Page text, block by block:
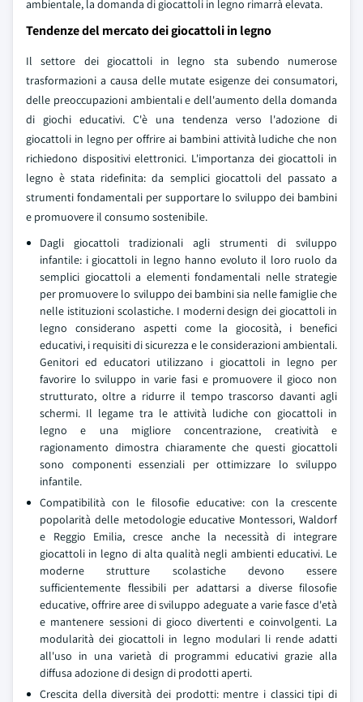
ambientale, la domanda di giocattoli in legno rimarrà elevata.
Tendenze del mercato dei giocattoli in legno
Il settore dei giocattoli in legno sta subendo numerose
trasformazioni a causa delle mutate esigenze dei consumatori,
delle preoccupazioni ambientali e dell'aumento della domanda
di giochi educativi. C'è una tendenza verso l'adozione di
giocattoli in legno per offrire ai bambini attività ludiche che non
richiedono dispositivi elettronici. L'importanza dei giocattoli in
legno è stata ridefinita: da semplici giocattoli del passato a
strumenti fondamentali per supportare lo sviluppo dei bambini
e promuovere il consumo sostenibile.
Dagli giocattoli tradizionali agli strumenti di sviluppo
infantile: i giocattoli in legno hanno evoluto il loro ruolo da
semplici giocattoli a elementi fondamentali nelle strategie
per promuovere lo sviluppo dei bambini sia nelle famiglie che
nelle istituzioni scolastiche. I moderni design dei giocattoli in
legno considerano aspetti come la giocosità, i benefici
educativi, i requisiti di sicurezza e le considerazioni ambientali.
Genitori ed educatori utilizzano i giocattoli in legno per
favorire lo sviluppo in varie fasi e promuovere il gioco non
strutturato, oltre a ridurre il tempo trascorso davanti agli
schermi. Il legame tra le attività ludiche con giocattoli in
legno e una migliore concentrazione, creatività e
ragionamento dimostra chiaramente che questi giocattoli
sono componenti essenziali per ottimizzare lo sviluppo
infantile.
Compatibilità con le filosofie educative: con la crescente
popolarità delle metodologie educative Montessori, Waldorf
e Reggio Emilia, cresce anche la necessità di integrare
giocattoli in legno di alta qualità negli ambienti educativi. Le
moderne strutture scolastiche devono essere
sufficientemente flessibili per adattarsi a diverse filosofie
educative, offrire aree di sviluppo adeguate a varie fasce d'età
e mantenere sessioni di gioco divertenti e coinvolgenti. La
modularità dei giocattoli in legno modulari li rende adatti
all'uso in una varietà di programmi educativi grazie alla
diffusa adozione di design di prodotti aperti.
Crescita della diversità dei prodotti: mentre i classici tipi di